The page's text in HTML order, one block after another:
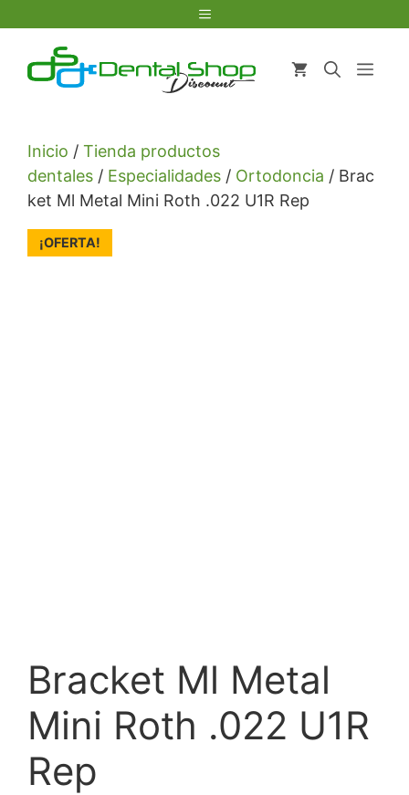
contenido
Menú
Inicio / Tienda productos
dentales / Especialidades / Ortodoncia / Brac
ket Ml Metal Mini Roth .022 U1R Rep
¡OFERTA!
Bracket Ml Metal
Mini Roth .022 U1R
Rep